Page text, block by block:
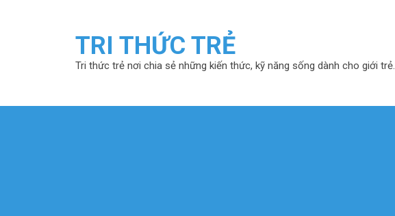
TRI THỨC TRẺ
Tri thức trẻ nơi chia sẻ những kiến thức, kỹ năng sống dành cho giới trẻ.